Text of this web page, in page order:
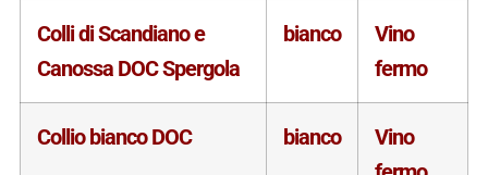
Colli di Scandiano e
Canossa DOC Spergola
bianco
Vino
fermo
Collio bianco DOC bianco
Vino